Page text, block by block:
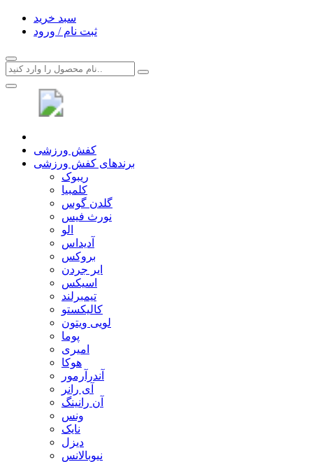
سبد خرید
ثبت نام / ورود
کفش ورزشی
برندهای کفش ورزشی
ریبوک
کلمبیا
گلدن گوس
نورث فیس
الو
آدیداس
بروکس
ایر جردن
اسیکس
تیمبرلند
کالیکستو
لویی ویتون
پوما
امیری
هوکا
آندرآرمور
آی رانر
آن رانینگ
ونس
نایک
دیزل
نیوبالانس